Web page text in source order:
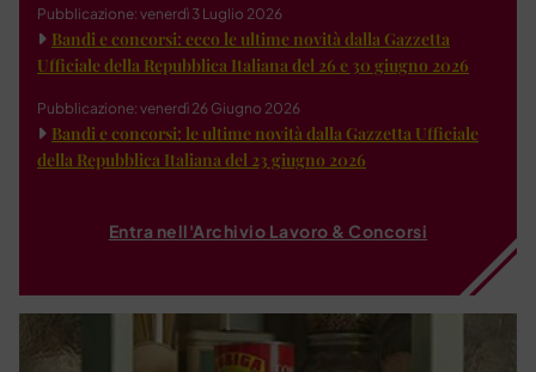
Pubblicazione: venerdì 3 Luglio 2026
Bandi e concorsi: ecco le ultime novità dalla Gazzetta
Ufficiale della Repubblica Italiana del 26 e 30 giugno 2026
Pubblicazione: venerdì 26 Giugno 2026
Bandi e concorsi: le ultime novità dalla Gazzetta Ufficiale
della Repubblica Italiana del 23 giugno 2026
Entra nell'Archivio Lavoro & Concorsi